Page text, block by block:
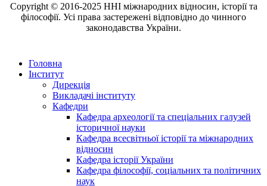
Copyright © 2016-2025 ННІ міжнародних відносин, історії та
філософії. Усі права застережені відповідно до чинного
законодавства України.
Головна
Інститут
Дирекція
Викладачі інституту
Кафедри
Кафедра археології та спеціальних галузей
історичної науки
Кафедра всесвітньої історії та міжнародних
відносин
Кафедра історії України
Кафедра філософії, соціальних та політичних
наук